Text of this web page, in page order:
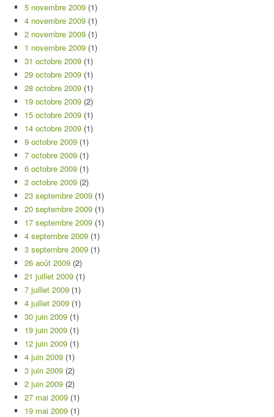
5 novembre 2009 (1)
4 novembre 2009 (1)
2 novembre 2009 (1)
1 novembre 2009 (1)
31 octobre 2009 (1)
29 octobre 2009 (1)
28 octobre 2009 (1)
19 octobre 2009 (2)
15 octobre 2009 (1)
14 octobre 2009 (1)
9 octobre 2009 (1)
7 octobre 2009 (1)
6 octobre 2009 (1)
2 octobre 2009 (2)
23 septembre 2009 (1)
20 septembre 2009 (1)
17 septembre 2009 (1)
4 septembre 2009 (1)
3 septembre 2009 (1)
26 août 2009 (2)
21 juillet 2009 (1)
7 juillet 2009 (1)
4 juillet 2009 (1)
30 juin 2009 (1)
19 juin 2009 (1)
12 juin 2009 (1)
4 juin 2009 (1)
3 juin 2009 (2)
2 juin 2009 (2)
27 mai 2009 (1)
19 mai 2009 (1)